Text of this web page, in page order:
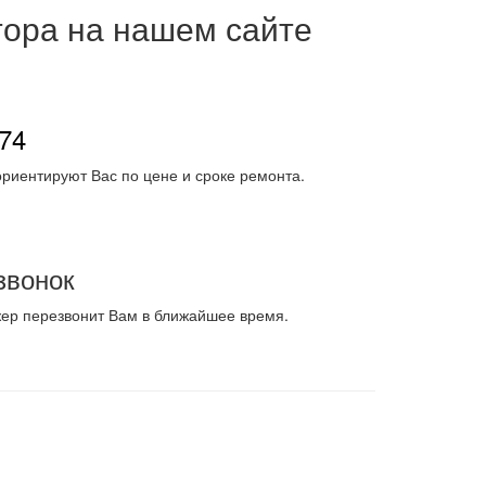
на нашем сайте
Вас по цене и сроке ремонта.
перезвонит Вам в ближайшее время.